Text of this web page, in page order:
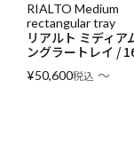
RIALTO Medium
rectangular tray
リアルト ミディア
ングラートレイ /
¥50,600税込 〜